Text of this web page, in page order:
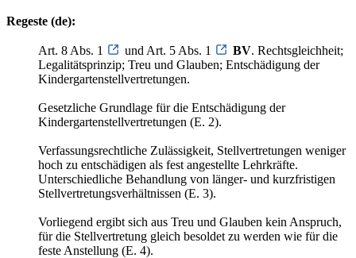
Regeste (de):
Art. 8 Abs. 1 und Art. 5 Abs. 1 BV. Rechtsgleichheit;
Legalitätsprinzip; Treu und Glauben; Entschädigung der
Kindergartenstellvertretungen.
Gesetzliche Grundlage für die Entschädigung der
Kindergartenstellvertretungen (E. 2).
Verfassungsrechtliche Zulässigkeit, Stellvertretungen weniger
hoch zu entschädigen als fest angestellte Lehrkräfte.
Unterschiedliche Behandlung von länger- und kurzfristigen
Stellvertretungsverhältnissen (E. 3).
Vorliegend ergibt sich aus Treu und Glauben kein Anspruch,
für die Stellvertretung gleich besoldet zu werden wie für die
feste Anstellung (E. 4).